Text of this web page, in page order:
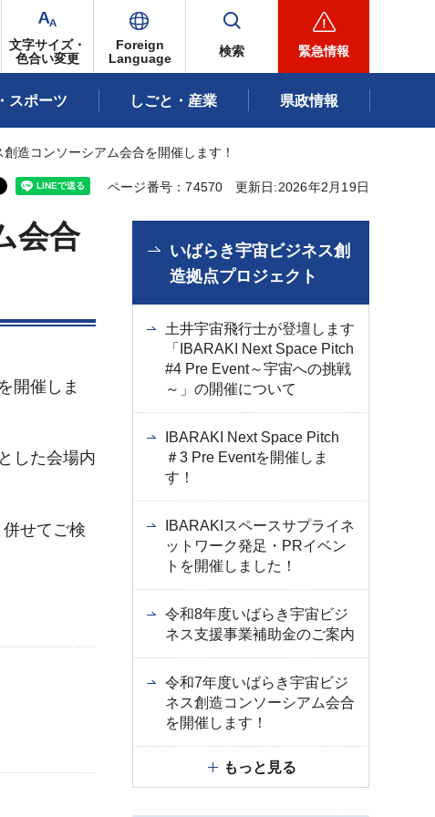
文字サイズ・
色合い変更
Foreign
Language
検索 緊急情報
スポーツ しごと・産業 県政情報
造コンソーシアム会合を開催します！
ページ番号：74570 更新日:2026年2月19日
会合
開催しま
した会場内
せてご検
いばらき宇宙ビジネス創
造拠点プロジェクト
土井宇宙飛行士が登壇します
「IBARAKI Next Space Pitch
#4 Pre Event～宇宙への挑戦
～」の開催について
IBARAKI Next Space Pitch
＃3 Pre Eventを開催しま
す！
IBARAKIスペースサプライネ
ットワーク発足・PRイベン
トを開催しました！
令和8年度いばらき宇宙ビジ
ネス支援事業補助金のご案内
令和7年度いばらき宇宙ビジ
ネス創造コンソーシアム会合
を開催します！
もっと見る